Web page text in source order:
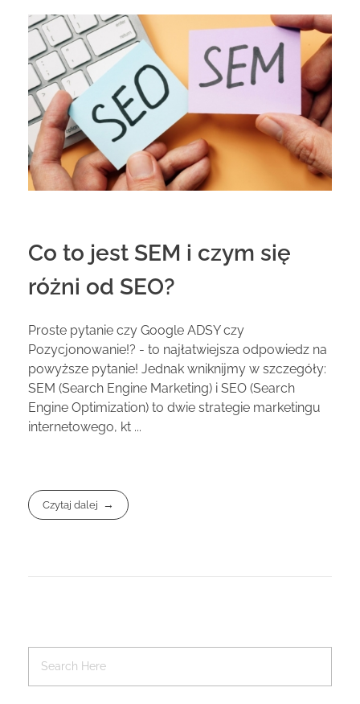
Co to jest SEM i czym się
różni od SEO?
Proste pytanie czy Google ADSY czy
Pozycjonowanie!? - to najłatwiejsza odpowiedz na
powyższe pytanie! Jednak wniknijmy w szczegóły:
SEM (Search Engine Marketing) i SEO (Search
Engine Optimization) to dwie strategie marketingu
internetowego, kt ...
Czytaj dalej